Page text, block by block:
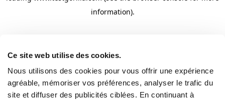
Ce site web utilise des cookies.
Nous utilisons des cookies pour vous offrir une expérience
agréable, mémoriser vos préférences, analyser le trafic du
site et diffuser des publicités ciblées. En continuant à
information).